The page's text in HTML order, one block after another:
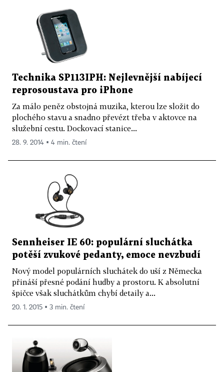
Technika SP113IPH: Nejlevnější nabíjecí
reprosoustava pro iPhone
Za málo peněz obstojná muzika, kterou lze složit do
plochého stavu a snadno převézt třeba v aktovce na
služební cestu. Dockovací stanice...
28. 9. 2014 ▪ 4 min. čtení
Sennheiser IE 60: populární sluchátka
potěší zvukové pedanty, emoce nevzbudí
Nový model populárních sluchátek do uší z Německa
přináší přesné podání hudby a prostoru. K absolutní
špičce však sluchátkům chybí detaily a...
20. 1. 2015 ▪ 3 min. čtení